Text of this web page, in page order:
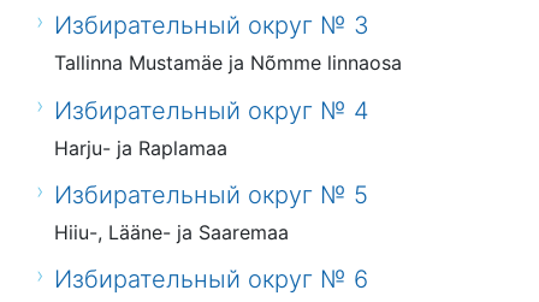
Избирательный округ № 3
Tallinna Mustamäe ja Nõmme linnaosa
Избирательный округ № 4
Harju- ja Raplamaa
Избирательный округ № 5
Hiiu-, Lääne- ja Saaremaa
Избирательный округ № 6